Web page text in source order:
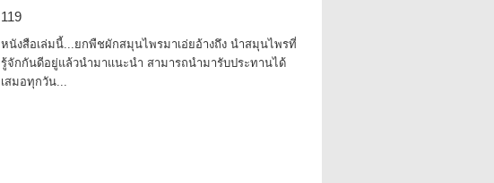
119
หนังสือเล่มนี้...ยกพืชผักสมุนไพรมาเอ่ยอ้างถึง นำสมุนไพรที่
รู้จักกันดีอยู่แล้วนำมาแนะนำ สามารถนำมารับประทานได้
เสมอทุกวัน...